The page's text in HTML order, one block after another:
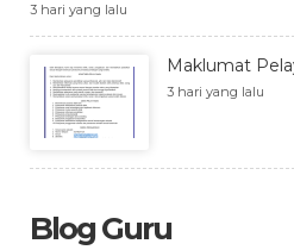
3 hari yang lalu
Maklumat
3 hari yang lalu
Blog Guru